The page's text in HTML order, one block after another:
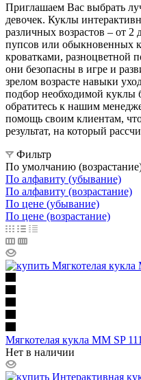
Приглашаем Вас выбрать
девочек. Куклы
различных возрастов – от
пупсов или обыкновенных
кроватками, разноцветной
они безопасны в игре и
зрелом возрасте навыки
подбор необходимой куклы
обратитесь к нашим
помощь своим клиентам,
результат, на который
Фильтр
По умолчанию
По алфавиту (убывание)
По алфавиту (возрастание)
По цене (убывание)
По цене (возрастание)
Мягкотелая кукла ММ SP
Нет в наличии